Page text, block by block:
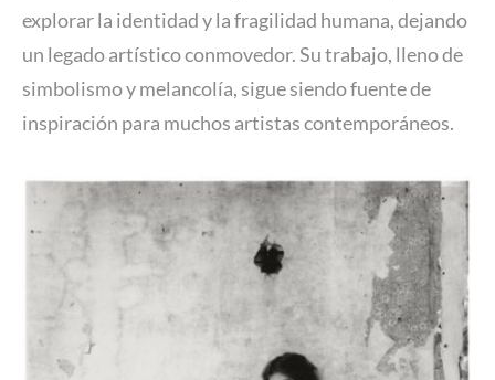
explorar la identidad y la fragilidad humana, dejando
un legado artístico conmovedor. Su trabajo, lleno de
simbolismo y melancolía, sigue siendo fuente de
inspiración para muchos artistas contemporáneos.